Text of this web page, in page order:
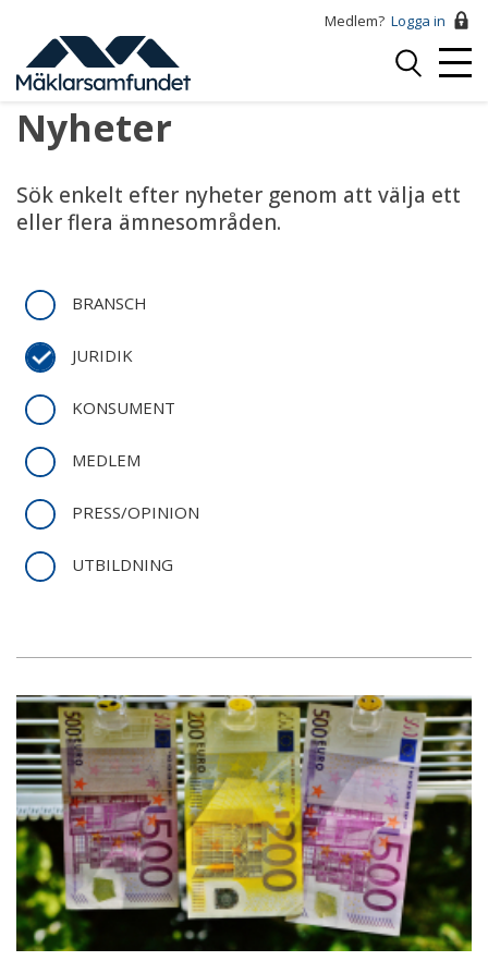
huvudinnehåll
Medlem? Logga in
Logga
Nyheter
Sök enkelt efter nyheter genom att välja ett
eller flera ämnesområden.
BRANSCH
JURIDIK
KONSUMENT
MEDLEM
PRESS/OPINION
UTBILDNING